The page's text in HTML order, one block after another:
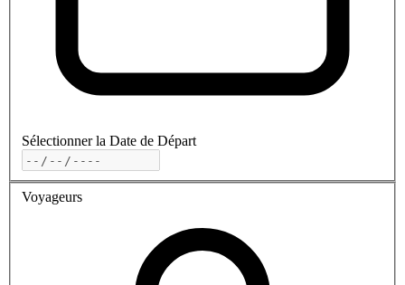
Sélectionner la Date de Départ
Voyageurs